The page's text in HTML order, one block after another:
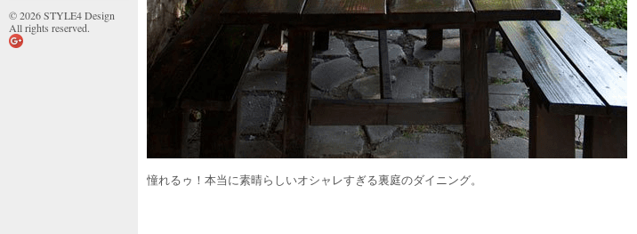
© 2026 STYLE4 Design
All rights reserved.
憧れるゥ！本当に素晴らしいオシャレすぎる裏庭のダイニング。